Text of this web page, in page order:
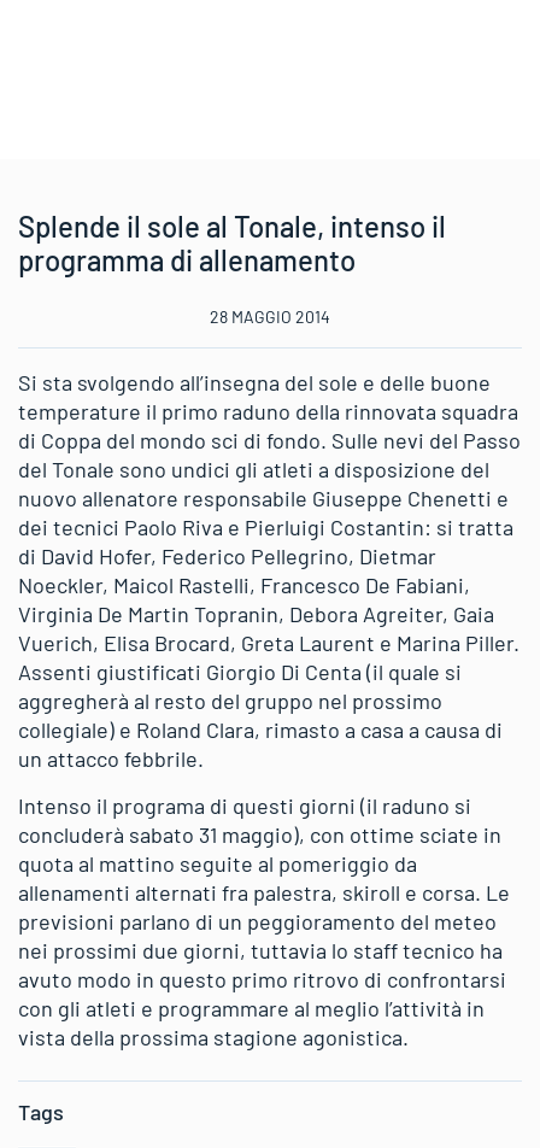
Splende il sole al Tonale, intenso il
programma di allenamento
28 MAGGIO 2014
Si sta svolgendo all’insegna del sole e delle buone
temperature il primo raduno della rinnovata squadra
di Coppa del mondo sci di fondo. Sulle nevi del Passo
del Tonale sono undici gli atleti a disposizione del
nuovo allenatore responsabile Giuseppe Chenetti e
dei tecnici Paolo Riva e Pierluigi Costantin: si tratta
di David Hofer, Federico Pellegrino, Dietmar
Noeckler, Maicol Rastelli, Francesco De Fabiani,
Virginia De Martin Topranin, Debora Agreiter, Gaia
Vuerich, Elisa Brocard, Greta Laurent e Marina Piller.
Assenti giustificati Giorgio Di Centa (il quale si
aggregherà al resto del gruppo nel prossimo
collegiale) e Roland Clara, rimasto a casa a causa di
un attacco febbrile.
Intenso il programa di questi giorni (il raduno si
concluderà sabato 31 maggio), con ottime sciate in
quota al mattino seguite al pomeriggio da
allenamenti alternati fra palestra, skiroll e corsa. Le
previsioni parlano di un peggioramento del meteo
nei prossimi due giorni, tuttavia lo staff tecnico ha
avuto modo in questo primo ritrovo di confrontarsi
con gli atleti e programmare al meglio l’attività in
vista della prossima stagione agonistica.
Tags